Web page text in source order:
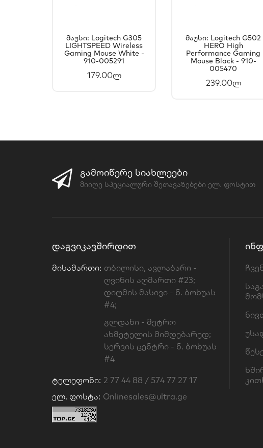
ᲙᲐᲚᲐᲗᲐᲨᲘ
ᲓᲐᲛᲐᲢᲔᲑᲐ
Მაუსი: Logitech G305
LIGHTSPEED Wireless
Gaming Mouse White -
910-005291
179.00ლ
ᲙᲐᲚᲐᲗᲐᲨᲘ
ᲓᲐᲛᲐᲢᲔᲑᲐ
Მაუსი: Logitech G502
HERO High
Performance Gaming
Mouse Black - 910-
005470
239.00ლ
ᲒᲐᲛᲝᲘᲬᲔᲠᲔ ᲡᲘᲐᲮᲚᲔᲔᲑᲘ
მიიღე სპეციალური შეთავაზებები ელ. ფოსტით
ᲓᲐᲒᲕᲘᲙᲐᲕᲨᲘᲠᲓᲘᲗ
Მისამართი: თბილისი, ავლაბარი -
ღვინის აღმართი #23;
დიღმის მასივი - ნ. ბოხუას
#4;
გლდანი - მეტრო
ახმეტელის მიმდებარედ;
სერვის ცენტრი - ნ. ბოხუას
#4
Ტელეფონი: 2 77 44 88 / 574 77 27 17
Ელ. Ფოსტა: Onlinesales@ultra.ge